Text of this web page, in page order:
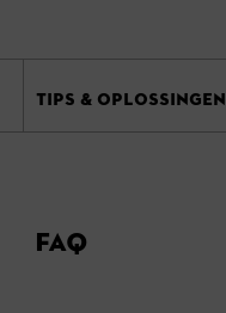
TIPS & OPLOSSINGEN
FAQ